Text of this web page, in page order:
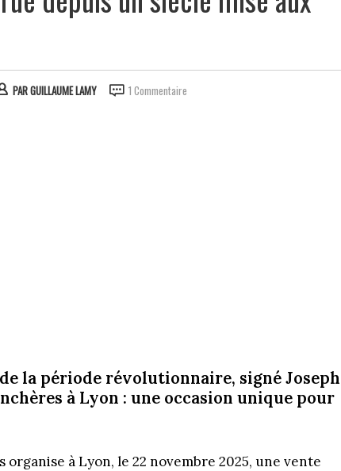
PARGUILLAUME LAMY 1 Commentaire
la période révolutionnaire, signé Joseph
à Lyon : une occasion unique pour
organise à Lyon, le 22 novembre 2025, une vente